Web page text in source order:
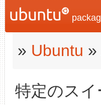
» Ubuntu »
特定のス